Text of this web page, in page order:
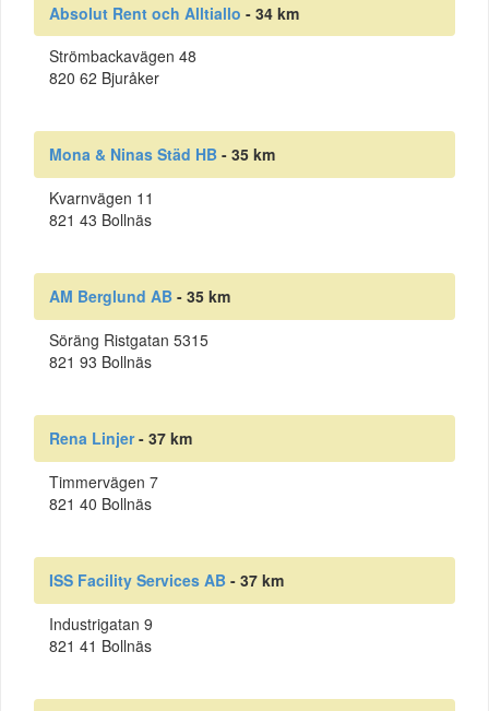
Absolut Rent och Alltiallo - 34 km
Strömbackavägen 48
820 62 Bjuråker
Mona & Ninas Städ HB - 35 km
Kvarnvägen 11
821 43 Bollnäs
AM Berglund AB - 35 km
Söräng Ristgatan 5315
821 93 Bollnäs
Rena Linjer- 37 km
Timmervägen 7
821 40 Bollnäs
ISS Facility Services AB - 37 km
Industrigatan 9
821 41 Bollnäs